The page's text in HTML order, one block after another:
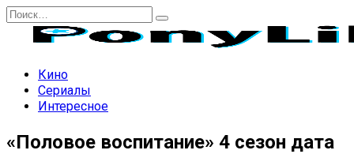
Перейти
содержанию
Search
Кино
Сериалы
Интересное
«Половое воспитание» 4 сезон дата